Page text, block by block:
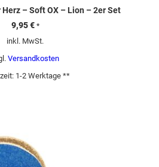
– Soft OX – Lion – 2er Set
9,95€ *
inkl. MwSt.
Versandkosten
1-2 Werktage **